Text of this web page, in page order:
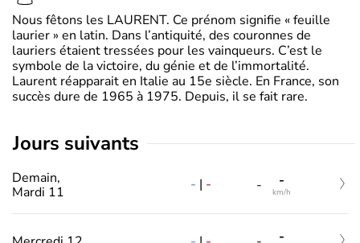
Nous fêtons les LAURENT. Ce prénom signifie « feuille
laurier » en latin. Dans l’antiquité, des couronnes de
lauriers étaient tressées pour les vainqueurs. C’est le
symbole de la victoire, du génie et de l’immortalité.
Laurent réapparait en Italie au 15e siècle. En France, son
succès dure de 1965 à 1975. Depuis, il se fait rare.
jours suivants
Demain,
Mardi 11
- | - - -
km/h
-